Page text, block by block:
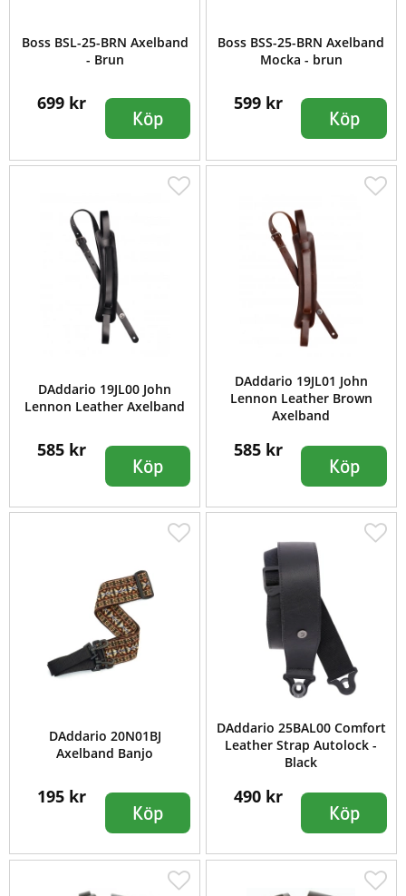
Boss BSL-25-BRN Axelband
- Brun
699 kr
Köp
Boss BSS-25-BRN Axelband
Mocka - brun
599 kr
Köp
DAddario 19JL00 John
Lennon Leather Axelband
585 kr
Köp
DAddario 19JL01 John
Lennon Leather Brown
Axelband
585 kr
Köp
DAddario 20N01BJ
Axelband Banjo
195 kr
Köp
DAddario 25BAL00 Comfort
Leather Strap Autolock -
Black
490 kr
Köp